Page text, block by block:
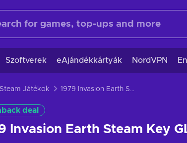
Szoftverek eAjándékkártyák NordVPN
Steam Játékok 1979 Invasion Earth Steam Key GLOBAL
deal
Invasion Earth Steam Key